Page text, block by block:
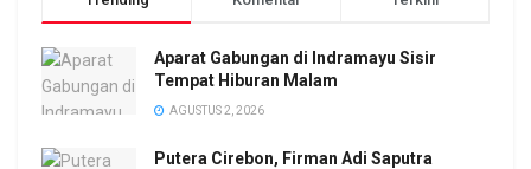
Aparat Gabungan di Indramayu Sisir
Tempat Hiburan Malam
AGUSTUS 2, 2026
Putera Cirebon, Firman Adi Saputra